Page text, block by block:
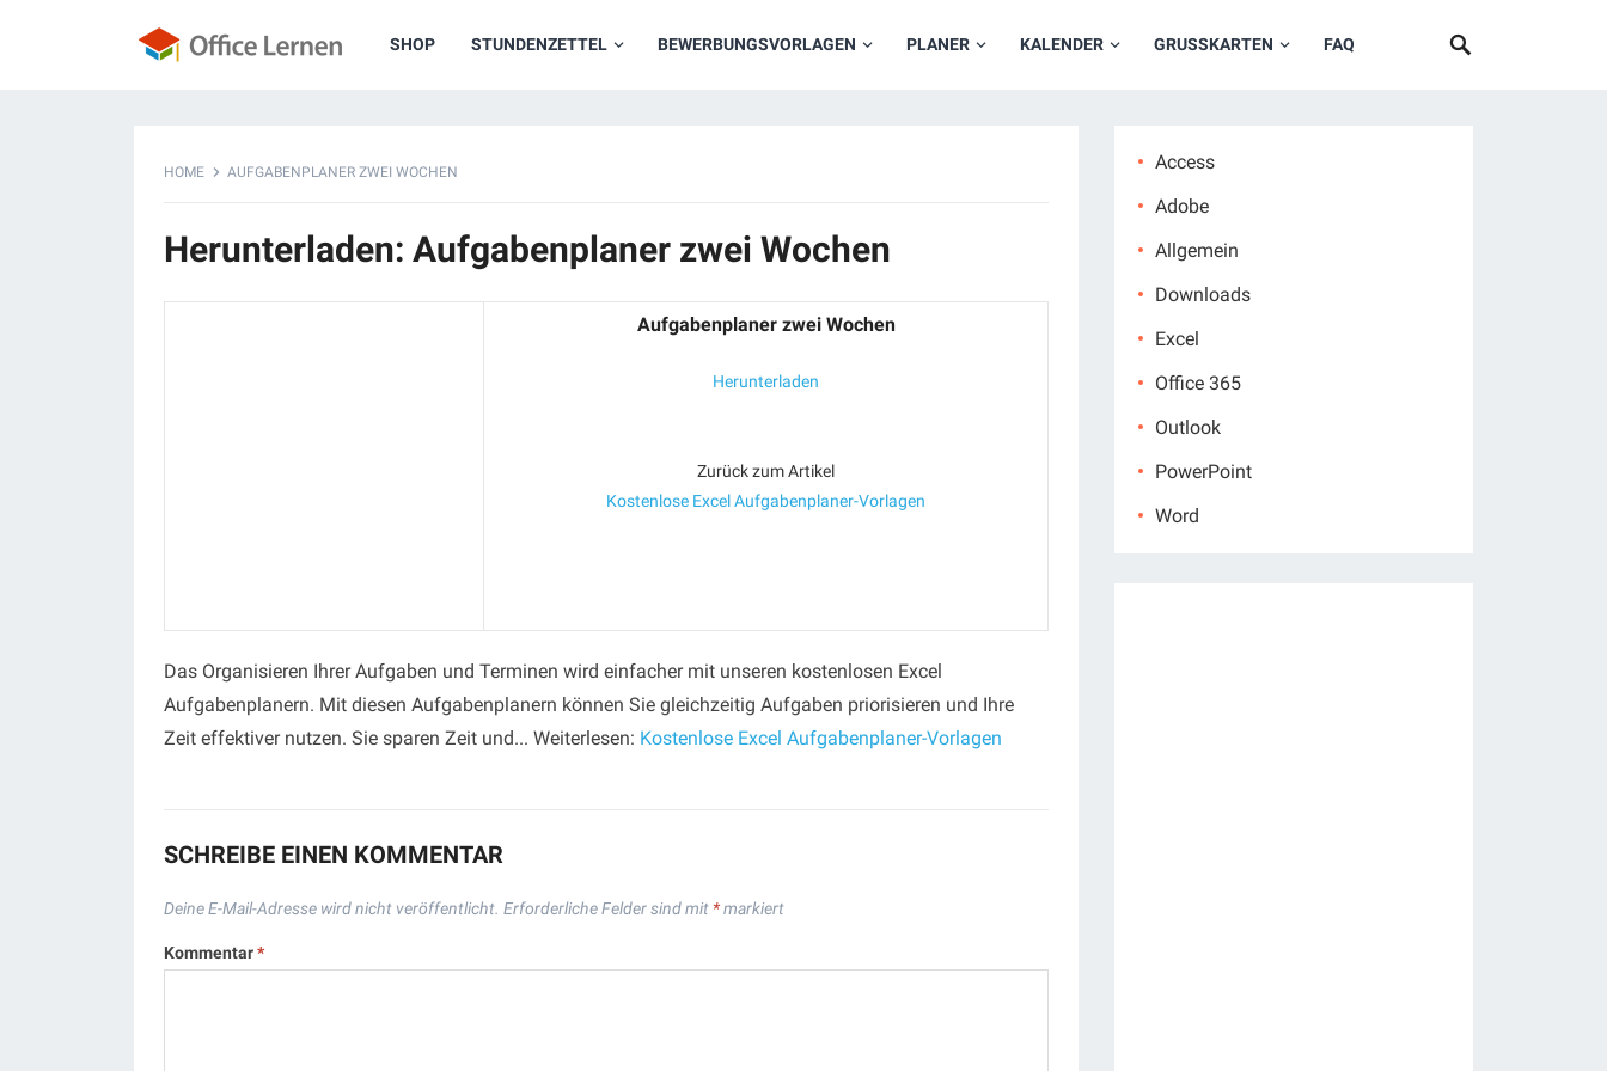
SHOP STUNDENZETTEL BEWERBUNGSVORLAGEN PLANER KALENDER GRUSSKARTEN FAQ
HOME AUFGABENPLANER ZWEI WOCHEN
Herunterladen: Aufgabenplaner zwei Wochen
Aufgabenplaner zwei Wochen
Herunterladen
Zurück zum Artikel
Kostenlose Excel Aufgabenplaner-Vorlagen
Das Organisieren Ihrer Aufgaben und Terminen wird einfacher mit unseren kostenlosen Excel
Aufgabenplanern. Mit diesen Aufgabenplanern können Sie gleichzeitig Aufgaben priorisieren und Ihre
Zeit effektiver nutzen. Sie sparen Zeit und... Weiterlesen: Kostenlose Excel Aufgabenplaner-Vorlagen
SCHREIBE EINEN KOMMENTAR
Deine E-Mail-Adresse wird nicht veröffentlicht. Erforderliche Felder sind mit *markiert
Kommentar*
Access
Adobe
Allgemein
Downloads
Excel
Office 365
Outlook
PowerPoint
Word